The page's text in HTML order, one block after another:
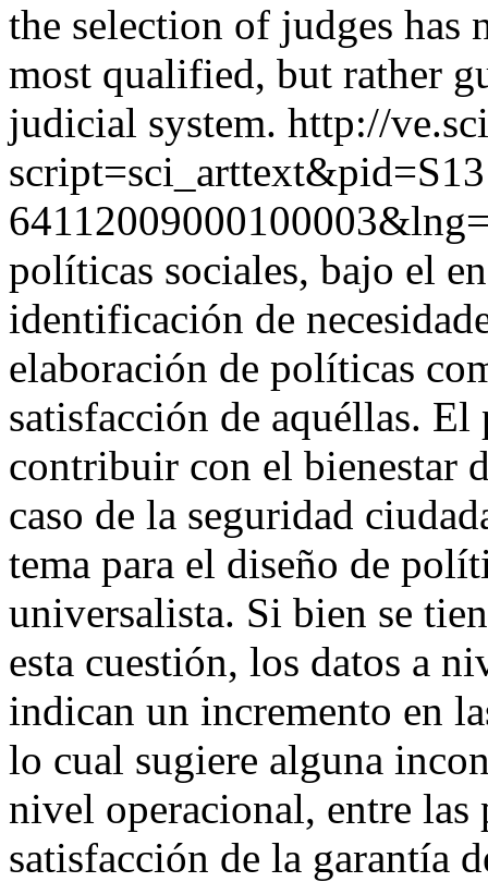
the selection of judges has
most qualified, but rather
judicial system. http://
políticas sociales, bajo el
identificación de
elaboración de políticas
satisfacción de aquéllas.
contribuir con el bienestar
caso de la seguridad
tema para el diseño de
universalista. Si bien se
esta cuestión, los datos a
indican un incremento en
lo cual sugiere alguna
nivel operacional, entre
satisfacción de la garantía